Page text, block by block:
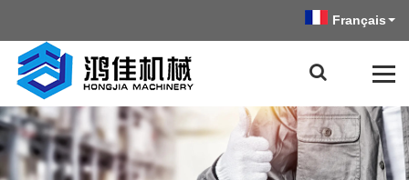
Français